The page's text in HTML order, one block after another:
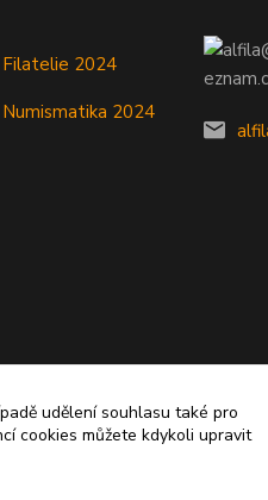
2024
2024
udělení souhlasu také pro
cookies můžete kdykoli upravit